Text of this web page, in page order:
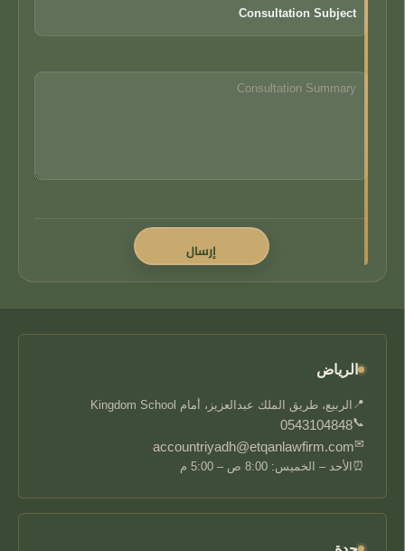
الرياض
📍 الربيع، طريق الملك عبدالعزيز، أمام Kingdom School
📞
0543104848
✉
accountriyadh@etqanlawfirm.com
⏰ الأحد – الخميس: 8:00 ص – 5:00 م